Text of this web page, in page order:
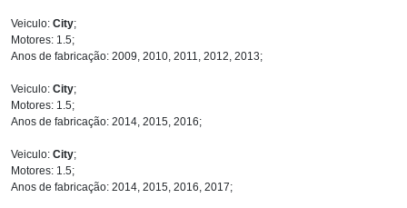
Veiculo: City;
Motores: 1.5;
Anos de fabricação: 2009, 2010, 2011, 2012, 2013;
Veiculo: City;
Motores: 1.5;
Anos de fabricação: 2014, 2015, 2016;
Veiculo: City;
Motores: 1.5;
Anos de fabricação: 2014, 2015, 2016, 2017;